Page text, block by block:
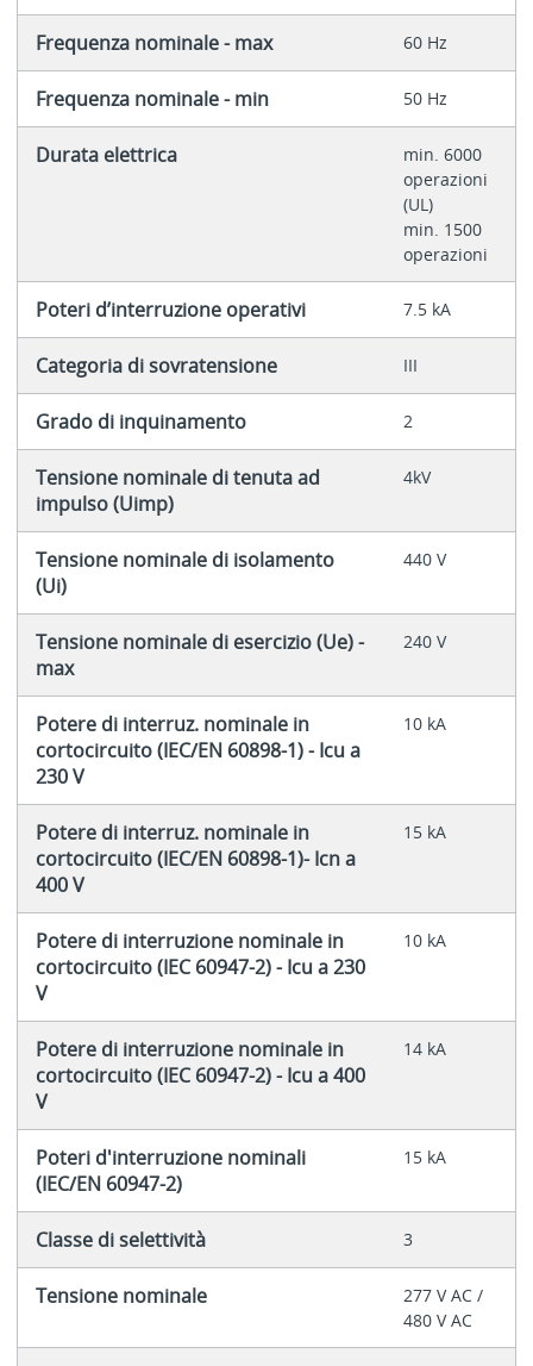
Frequenza nominale - max 60 Hz
Frequenza nominale - min 50 Hz
Durata elettrica
min. 6000
operazioni
(UL)
min. 1500
operazioni
Poteri d’interruzione operativi 7.5 kA
Categoria di sovratensione III
Grado di inquinamento 2
Tensione nominale di tenuta ad
impulso (Uimp)
4kV
Tensione nominale di isolamento
(Ui)
440 V
Tensione nominale di esercizio (Ue) -
max
240 V
Potere di interruz. nominale in
cortocircuito (IEC/EN 60898-1) - Icu a
230 V
10 kA
Potere di interruz. nominale in
cortocircuito (IEC/EN 60898-1)- Icn a
400 V
15 kA
Potere di interruzione nominale in
cortocircuito (IEC 60947-2) - Icu a 230
V
10 kA
Potere di interruzione nominale in
cortocircuito (IEC 60947-2) - Icu a 400
V
14 kA
Poteri d'interruzione nominali
(IEC/EN 60947-2)
15 kA
Classe di selettività 3
Tensione nominale
277 V AC /
480 V AC